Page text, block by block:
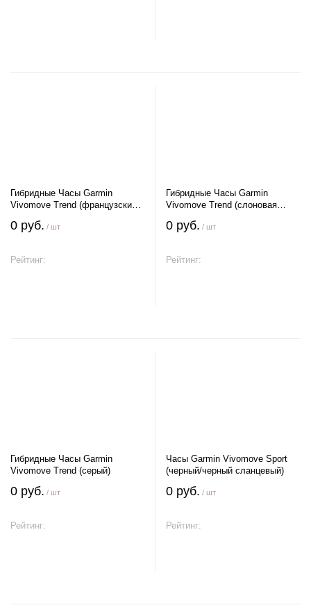
Гибридные Часы Garmin
Vivomove Trend (французский
0 руб. / шт
Рейтинг:
Гибридные Часы Garmin
Vivomove Trend (слоновая
0 руб. / шт
Рейтинг:
Гибридные Часы Garmin
Vivomove Trend (серый)
0 руб. / шт
Рейтинг:
Часы Garmin Vivomove Sport
(черный/черный сланцевый)
0 руб. / шт
Рейтинг: